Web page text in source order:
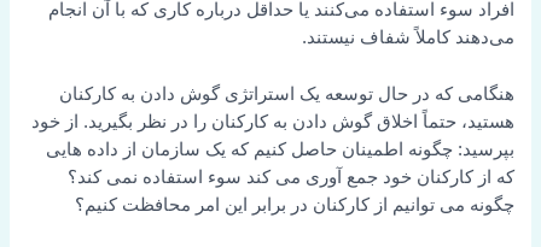
افراد سوء استفاده می‌کنند یا حداقل درباره کاری که با آن انجام
می‌دهند کاملاً شفاف نیستند.
هنگامی که در حال توسعه یک استراتژی گوش دادن به کارکنان
هستید، حتماً اخلاق گوش دادن به کارکنان را در نظر بگیرید. از خود
بپرسید: چگونه اطمینان حاصل کنیم که یک سازمان از داده هایی
که از کارکنان خود جمع آوری می کند سوء استفاده نمی کند؟
چگونه می توانیم از کارکنان در برابر این امر محافظت کنیم؟